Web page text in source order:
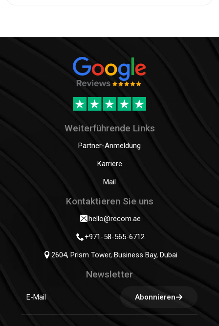
Weiterführende Links
Partner-Anmeldung
Karriere
Mail
Kontaktieren Sie uns
hello@recom.ae
+971-58-565-6712
2604, Prism Tower, Business Bay, Dubai
Newsletter
Abonnieren